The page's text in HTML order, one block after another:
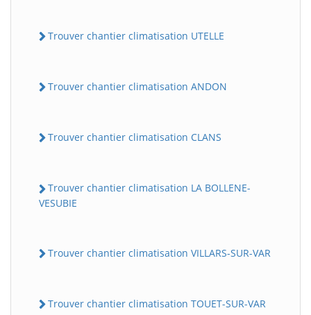
Trouver chantier climatisation UTELLE
Trouver chantier climatisation ANDON
Trouver chantier climatisation CLANS
Trouver chantier climatisation LA BOLLENE-
VESUBIE
Trouver chantier climatisation VILLARS-SUR-VAR
Trouver chantier climatisation TOUET-SUR-VAR